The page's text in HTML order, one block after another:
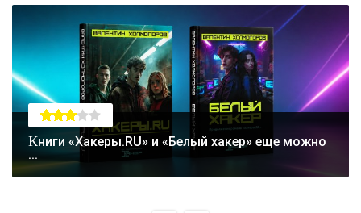
Книги «Хакеры.RU» и «Белый хакер» еще можно
...